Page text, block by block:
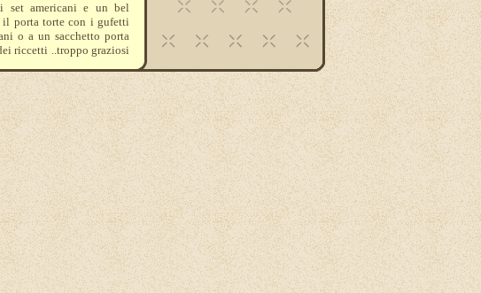
set americani e un bel
il porta torte con i gufetti
o a un sacchetto porta
riccetti ..troppo graziosi
trandy con borse
da apetta vi aspetta !